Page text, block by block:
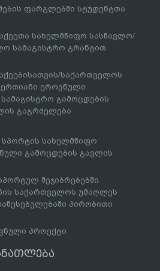
ფარგლებში სტუდენტთა
სახელმწიფო სასწავლო/
სამაგისტრო გრანტით
საქართველოს
ეროვნული
გამოცდების
გაგრძელება
სახელმწიფო
გამოცდების გავლის
შეჯიბრებებში
საქართველოს უმაღლეს
პირობითი
პროექტი